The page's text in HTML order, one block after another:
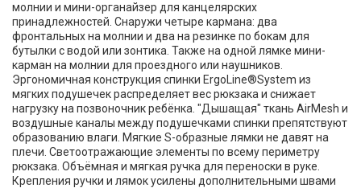
молнии и мини-органайзер для канцелярских
принадлежностей. Снаружи четыре кармана: два
фронтальных на молнии и два на резинке по бокам для
бутылки с водой или зонтика. Также на одной лямке мини-
карман на молнии для проездного или наушников.
Эргономичная конструкция спинки ErgoLine®System из
мягких подушечек распределяет вес рюкзака и снижает
нагрузку на позвоночник ребёнка. "Дышащая" ткань AirMesh и
воздушные каналы между подушечками спинки препятствуют
образованию влаги. Мягкие S-образные лямки не давят на
плечи. Светоотражающие элементы по всему периметру
рюкзака. Объёмная и мягкая ручка для переноски в руке.
Крепления ручки и лямок усилены дополнительными швами